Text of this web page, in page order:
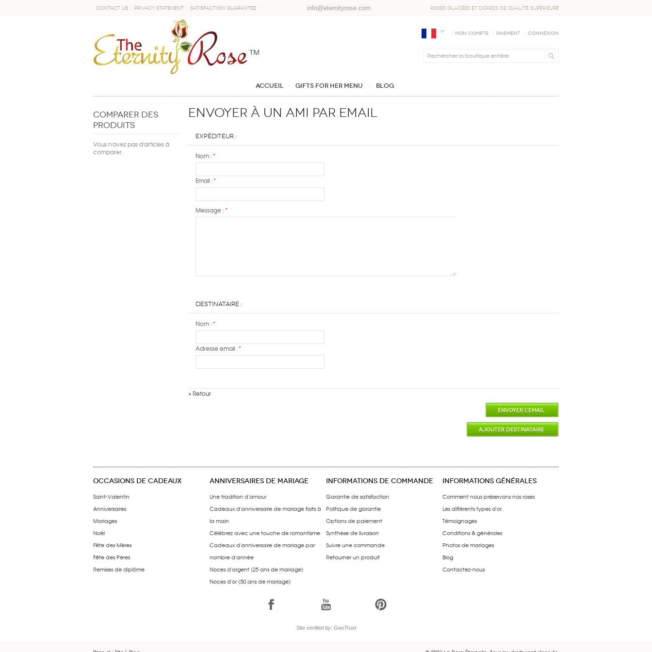
Contact Us Privacy Statement Satisfaction Guarantee info@eternityrose.com ROSES GLACÉES ET DORÉES DE QUALITÉ SUPÉRIEURE
Mon compte Paiement Connexion
Accueil GIFTS FOR HER MENU Blog
Envoyer à un ami par email
Expéditeur :
*
Nom :
*
Email :
*
Message :
Destinataire :
*
Nom :
*
Adresse email :
« Retour
ENVOYER L'EMAIL
AJOUTER DESTINATAIRE
COMPARER DES
PRODUITS
Vous n'avez pas d'articles à
comparer.
OCCASIONS DE CADEAUX
Saint-Valentin
Anniversaires
Mariages
Noël
Fête des Mères
Fête des Pères
Remises de diplôme
ANNIVERSAIRES DE MARIAGE
Une tradition d'amour
Cadeaux d'anniversaire de mariage faits à
la main
Célébrez avec une touche de romantisme
Cadeaux d'anniversaire de mariage par
nombre d'année
Noces d'argent (25 ans de mariage)
Noces d'or (50 ans de mariage)
INFORMATIONS DE COMMANDE
Garantie de satisfaction
Politique de garantie
Options de paiement
Synthèse de livraison
Suivre une commande
Retourner un produit
INFORMATIONS GÉNÉRALES
Comment nous préservons nos roses
Les différents types d'or
Témoignages
Conditions & générales
Photos de mariages
Blog
Contactez-nous
1 7 6
Site verified by: GeoTrust